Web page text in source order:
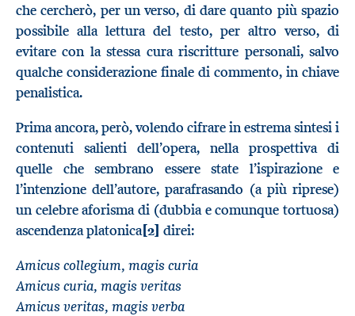
che cercherò, per un verso, di dare quanto più spazio
possibile alla lettura del testo, per altro verso, di
evitare con la stessa cura riscritture personali, salvo
qualche considerazione finale di commento, in chiave
penalistica.
Prima ancora, però, volendo cifrare in estrema sintesi i
contenuti salienti dell’opera, nella prospettiva di
quelle che sembrano essere state l’ispirazione e
l’intenzione dell’autore, parafrasando (a più riprese)
un celebre aforisma di (dubbia e comunque tortuosa)
ascendenza platonica[2] direi:
Amicus collegium, magis curia
Amicus curia, magis veritas
Amicus veritas, magis verba